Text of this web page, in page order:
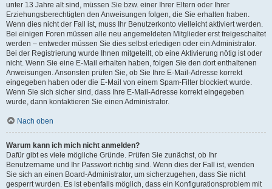
unter 13 Jahre alt sind, müssen Sie bzw. einer Ihrer Eltern oder Ihrer
Erziehungsberechtigten den Anweisungen folgen, die Sie erhalten haben.
Wenn dies nicht der Fall ist, muss Ihr Benutzerkonto vielleicht aktiviert werden.
Bei einigen Foren müssen alle neu angemeldeten Mitglieder erst freigeschaltet
werden – entweder müssen Sie dies selbst erledigen oder ein Administrator.
Bei der Registrierung wurde Ihnen mitgeteilt, ob eine Aktivierung nötig ist oder
nicht. Wenn Sie eine E-Mail erhalten haben, folgen Sie den dort enthaltenen
Anweisungen. Ansonsten prüfen Sie, ob Sie Ihre E-Mail-Adresse korrekt
eingegeben haben oder die E-Mail von einem Spam-Filter blockiert wurde.
Wenn Sie sich sicher sind, dass Ihre E-Mail-Adresse korrekt eingegeben
wurde, dann kontaktieren Sie einen Administrator.
Nach oben
Warum kann ich mich nicht anmelden?
Dafür gibt es viele mögliche Gründe. Prüfen Sie zunächst, ob Ihr
Benutzername und Ihr Passwort richtig sind. Wenn dies der Fall ist, wenden
Sie sich an einen Board-Administrator, um sicherzugehen, dass Sie nicht
gesperrt wurden. Es ist ebenfalls möglich, dass ein Konfigurationsproblem mit